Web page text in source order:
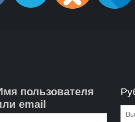
пользователя
email